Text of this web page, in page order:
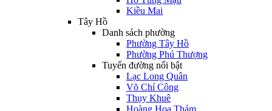
Kiều Mai
Tây Hồ
Danh sách phường
Phường Tây Hồ
Phường Phú Thượng
Tuyến đường nổi bật
Lạc Long Quân
Võ Chí Công
Thụy Khuê
Hoàng Hoa Thám